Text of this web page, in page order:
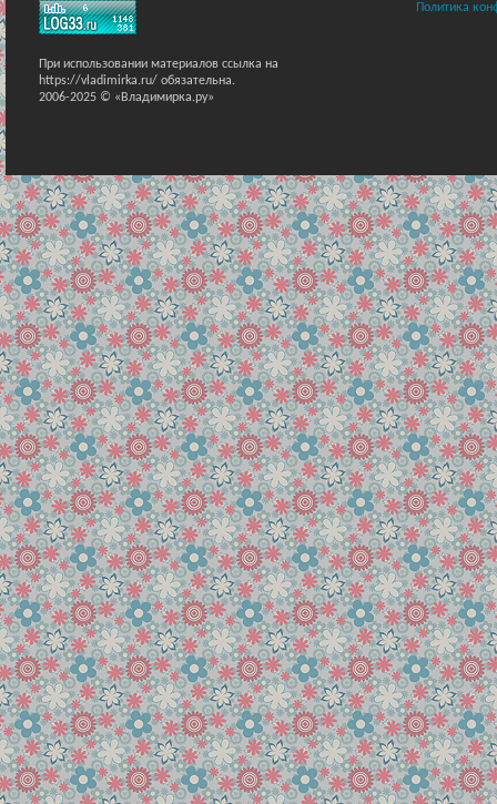
При использовании материалов ссылка на
https://vladimirka.ru/ обязательна.
2006-2025 © «Владимирка.ру»
Политика